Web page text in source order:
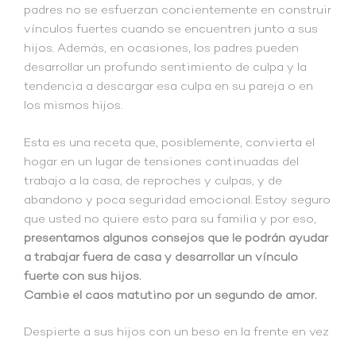
padres no se esfuerzan concientemente en construir
vínculos fuertes cuando se encuentren junto a sus
hijos. Además, en ocasiones, los padres pueden
desarrollar un profundo sentimiento de culpa y la
tendencia a descargar esa culpa en su pareja o en
los mismos hijos.
Esta es una receta que, posiblemente, convierta el
hogar en un lugar de tensiones continuadas del
trabajo a la casa, de reproches y culpas, y de
abandono y poca seguridad emocional. Estoy seguro
que usted no quiere esto para su familia y por eso,
presentamos algunos consejos que le podrán ayudar
a trabajar fuera de casa y desarrollar un vínculo
fuerte con sus hijos.
Cambie el caos matutino por un segundo de amor.
Despierte a sus hijos con un beso en la frente en vez